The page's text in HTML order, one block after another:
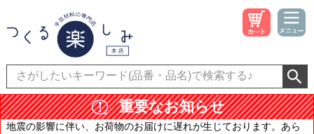
重要なお知らせ
地震の影響に伴い、お荷物のお届けに遅れが生じております。あら